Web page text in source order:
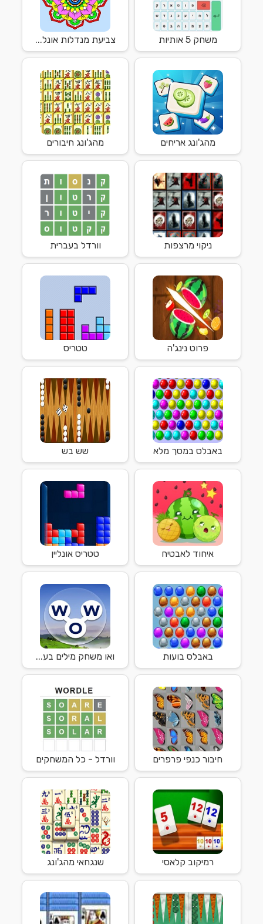
משחק 5 אותיות צביעת מנדלות אונל...
מהג'ונג אריחים מהג'ונג חיבורים
ניקוי מרצפות וורדל בעברית
פרוט נינג'ה טטריס
באבלס במסך מלא שש בש
איחוד לאבטיח טטריס אונליין
באבלס בועות ואו משחק מילים בע...
חיבור כנפי פרפרים וורדל - כל המשחקים
רמיקוב קלאסי שנגחאי מהג'ונג